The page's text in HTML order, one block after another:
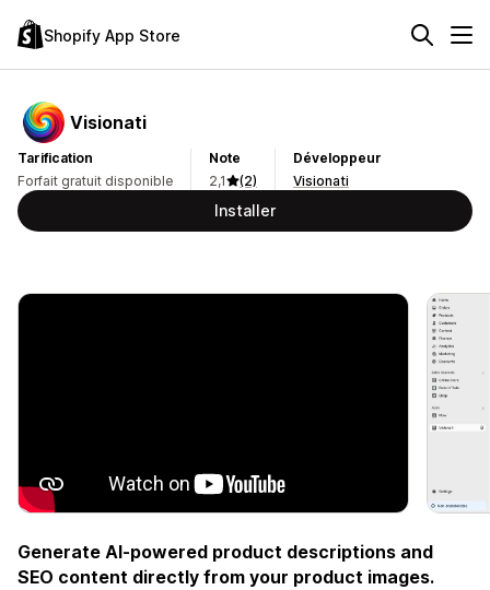
Shopify App Store
Visionati
Tarification
Forfait gratuit disponible
Note
2,1
(2)
Développeur
Visionati
Installer
Generate AI-powered product descriptions and
SEO content directly from your product images.